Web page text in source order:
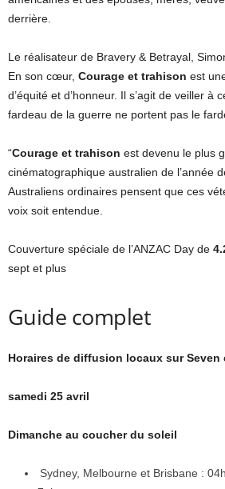
derrière.
Le réalisateur de Bravery & Betrayal,
En son cœur, Courage et trahison est
d’équité et d’honneur. Il s’agit de veiller à
fardeau de la guerre ne portent pas le
“Courage et trahison est devenu le plus
cinématographique australien de l’année
Australiens ordinaires pensent que ces
voix soit entendue.
Couverture spéciale de l’ANZAC Day de 4.
sept et plus
Guide complet
Horaires de diffusion locaux sur Seven
samedi 25 avril
Dimanche au coucher du soleil
Sydney, Melbourne et Brisbane :